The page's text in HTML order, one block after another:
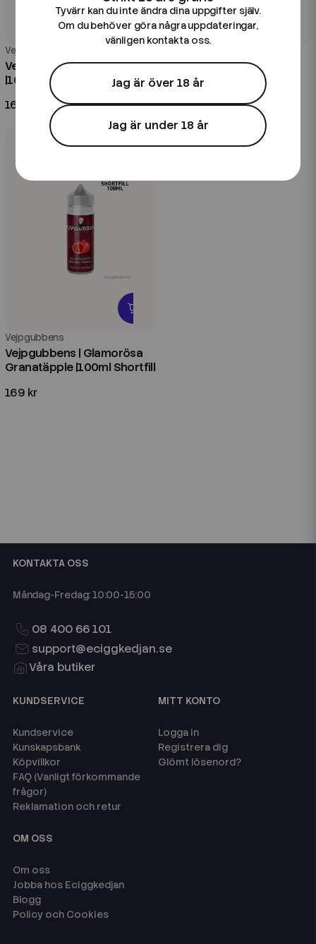
Vejpgubbens
Vejpgubbens | Enorma NRG
|100ml Shortfill
169 kr
Vejpgubbens | Delikata
Drakfrukt |100ml Shortfill
169 kr
Vejpgubbens
Vejpgubbens | Glamorösa
Granatäpple |100ml Shortfill
169 kr
Tyvärr kan du inte ändra dina uppgifter själv.
Om du behöver göra några uppdateringar,
vänligen kontakta oss.
Jag är över 18 år
Jag är under 18 år
KONTAKTA OSS
Måndag-Fredag: 10:00-15:00
08 400 66 101
support@eciggkedjan.se
Våra butiker
KUNDSERVICE
Kundservice
Kunskapsbank
Köpvillkor
FAQ (Vanligt förkommande
frågor)
Reklamation och retur
MITT KONTO
Logga in
Registrera dig
Glömt lösenord?
OM OSS
Om oss
Jobba hos Eciggkedjan
Blogg
Policy och Cookies